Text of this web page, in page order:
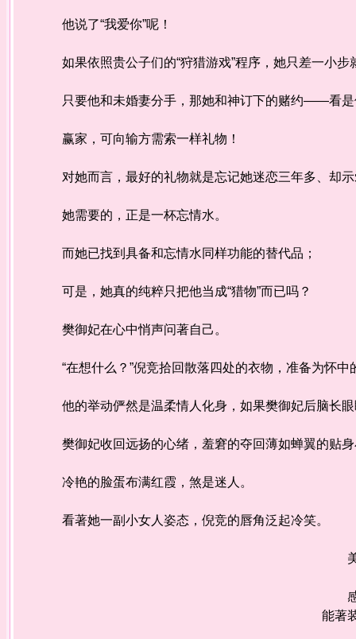
他说了“我爱你”呢！
如果依照贵公子们的“狩猎游戏”程序，她只差一小步
只要他和未婚妻分手，那她和神订下的赌约——看是
赢家，可向输方需索一样礼物！
对她而言，最好的礼物就是忘记她迷恋三年多、
她需要的，正是一杯忘情水。
而她已找到具备和忘情水同样功能的替代品；
可是，她真的纯粹只把他当成“猎物”而已吗？
樊御妃在心中悄声问著自己。
“在想什么？”倪竞拾回散落四处的衣物，准备为怀中
他的举动俨然是温柔情人化身，如果樊御妃后脑长眼
樊御妃收回远扬的心绪，羞窘的夺回薄如蝉翼的贴身
冷艳的脸蛋布满红霞，煞是迷人。
看著她一副小女人姿态，倪竞的唇角泛起冷笑。
美
感
能著